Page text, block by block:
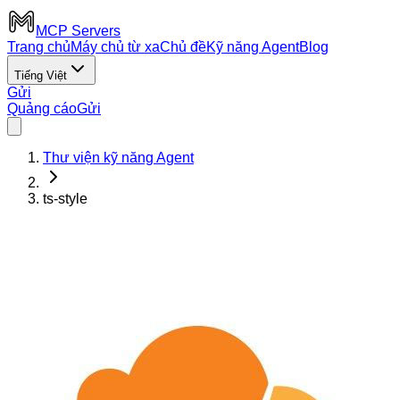
MCP Servers
Trang chủMáy chủ từ xaChủ đềKỹ năng AgentBlog
Tiếng Việt
Gửi
Quảng cáoGửi
Thư viện kỹ năng Agent
ts-style